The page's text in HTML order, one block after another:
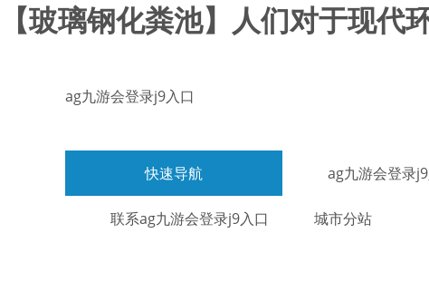
【玻璃钢化粪池】人们对于现
ag九游会登录j9入口
快速导航 ag九游会登录
联系ag九游会登录j9入口 城市分站